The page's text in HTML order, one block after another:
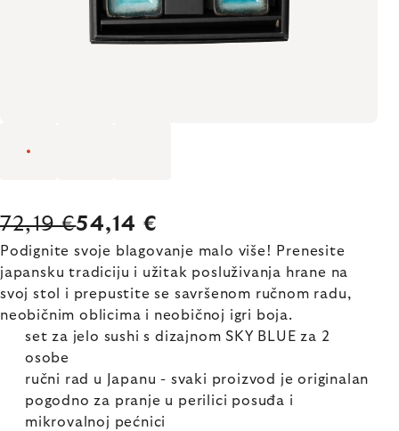
72,19 €54,14 €
Podignite svoje blagovanje malo više! Prenesite
japansku tradiciju i užitak posluživanja hrane na
svoj stol i prepustite se savršenom ručnom radu,
neobičnim oblicima i neobičnoj igri boja.
set za jelo sushi s dizajnom SKY BLUE za 2
osobe
ručni rad u Japanu - svaki proizvod je originalan
pogodno za pranje u perilici posuđa i
mikrovalnoj pećnici